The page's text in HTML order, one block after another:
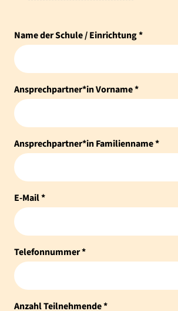
Name der Schule / Einrichtung *
Ansprechpartner*in Vorname *
Ansprechpartner*in Familienname *
E-Mail *
Telefonnummer *
Anzahl Teilnehmende *